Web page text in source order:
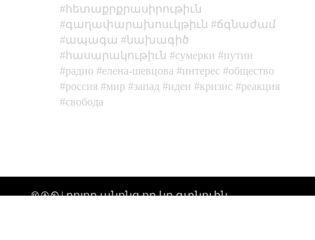
հետաքրքրասիրութիւն
գաղափարախոսւկթիւն
ճգնաժամ
ապագա
նախագիծ
հասարակութիւն
сумерки
путин
радио
елена-шевцова интерес
общество
россия
мир запад идеи кризис
реакция
свобода
🅭 🅯 🄏 | բոլոր անոնց որ կը գտնուին